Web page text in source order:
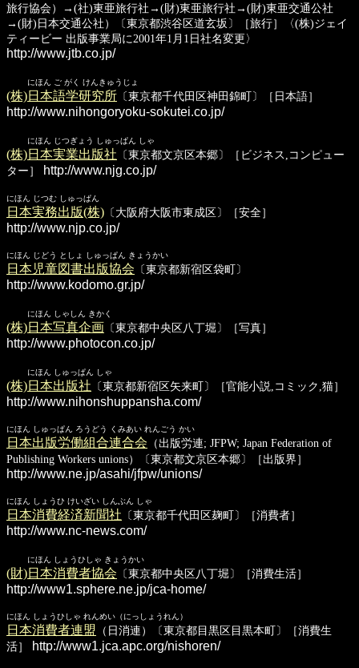
旅行協会）→(社)東亜旅行社→(財)東亜旅行社→(財)東亜交通公社
→(財)日本交通公社）〔東京都渋谷区道玄坂〕［旅行］〈(株)ジェイ
ティービー 出版事業局に2001年1月1日社名変更〉
http://www.jtb.co.jp/
にほん ご がく けんきゅうじょ
(株)日本語学研究所 〔東京都千代田区神田錦町〕［日本語］
http://www.nihongoryoku-sokutei.co.jp/
にほん じつぎょう しゅっぱん しゃ
(株)日本実業出版社 〔東京都文京区本郷〕［ビジネス,コンピュー
ター］
http://www.njg.co.jp/
にほん じつむ しゅっぱん
日本実務出版(株) 〔大阪府大阪市東成区〕［安全］
http://www.njp.co.jp/
にほん じどう としょ しゅっぱん きょうかい
日本児童図書出版協会 〔東京都新宿区袋町〕
http://www.kodomo.gr.jp/
にほん しゃしん きかく
(株)日本写真企画 〔東京都中央区八丁堀〕［写真］
http://www.photocon.co.jp/
にほん しゅっぱん しゃ
(株)日本出版社 〔東京都新宿区矢来町〕［官能小説,コミック,猫］
http://www.nihonshuppansha.com/
にほん しゅっぱん ろうどう くみあい れんごう かい
日本出版労働組合連合会 （出版労連; JFPW; Japan Federation of
Publishing Workers unions）〔東京都文京区本郷〕［出版界］
http://www.ne.jp/asahi/jfpw/unions/
にほん しょうひ けいざい しんぶん しゃ
日本消費経済新聞社 〔東京都千代田区麹町〕［消費者］
http://www.nc-news.com/
にほん しょうひしゃ きょうかい
(財)日本消費者協会 〔東京都中央区八丁堀〕［消費生活］
http://www1.sphere.ne.jp/jca-home/
にほん しょうひしゃ れんめい（にっしょうれん）
日本消費者連盟 （日消連）〔東京都目黒区目黒本町〕［消費生
活］
http://www1.jca.apc.org/nishoren/